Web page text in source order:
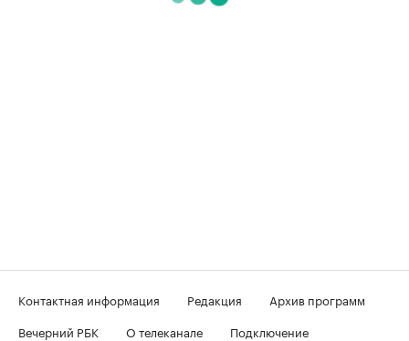
Контактная информация Редакция
Архив программ
Вечерний РБК
О телеканале
Подключение